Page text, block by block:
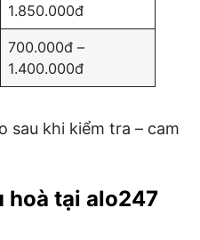
1.850.000đ
700.000đ –
1.400.000đ
sau khi kiểm tra – cam
hoà tại alo247